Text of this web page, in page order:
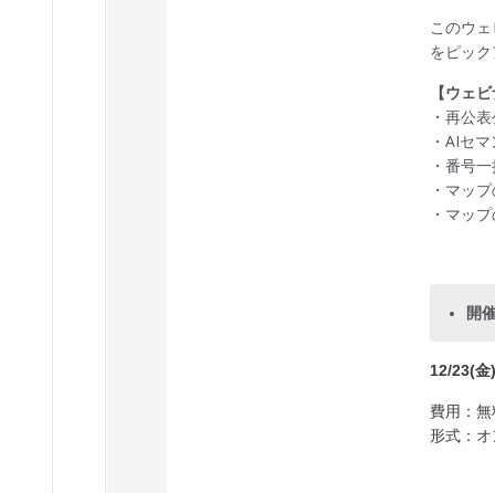
このウ
をピッ
【ウェ
・再公
・AIセ
・番号
・マッ
・マッ
開
12/23(
費用：無
形式：